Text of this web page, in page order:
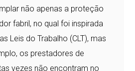
não apenas a proteção
fabril, no qual foi inspirada
Leis do Trabalho (CLT), mas
os prestadores de
vezes não encontram no